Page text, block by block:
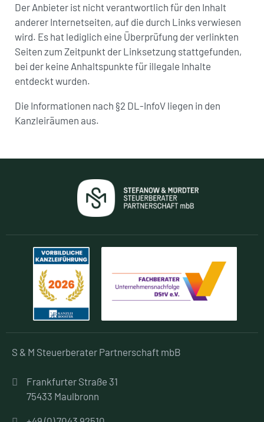
Der Anbieter ist nicht verantwortlich für den Inhalt
anderer Internetseiten, auf die durch Links verwiesen
wird. Es hat lediglich eine Überprüfung der verlinkten
Seiten zum Zeitpunkt der Linksetzung stattgefunden,
bei der keine Anhaltspunkte für illegale Inhalte
entdeckt wurden.
Die Informationen nach §2 DL-InfoV liegen in den
Kanzleiräumen aus.
S & M Steuerberater Partnerschaft mbB
Frankfurter Straße 31
75433 Maulbronn